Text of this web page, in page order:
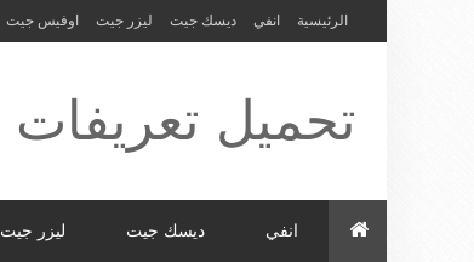
الرئيسية انفي ديسك جيت ليزر جيت اوفيس جيت
تحميل تعريفات
طابعة ولاب
انفي ديسك جيت ليزر جيت